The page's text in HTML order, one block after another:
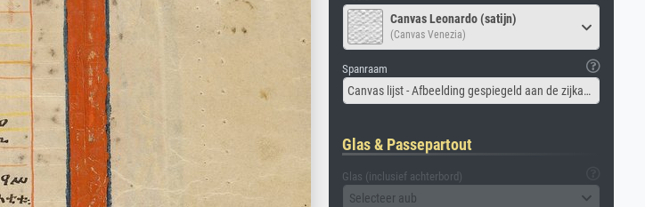
Canvas Leonardo (satijn)
(Canvas Venezia)
Spanraam
Canvas lijst - Afbeelding gespiegeld aan de zijkant
Glas & Passepartout
Glas (inclusief achterbord)
Selecteer aub